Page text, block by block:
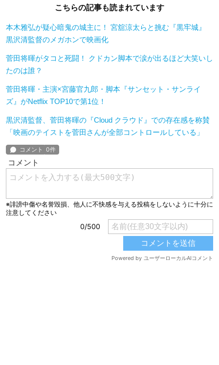
こちらの記事も読まれています
本木雅弘が疑心暗鬼の城主に！ 宮舘涼太らと挑む『黒牢城』
黒沢清監督のメガホンで映画化
菅田将暉がタコと死闘！ クドカン脚本で涙が出るほど大笑いし
たのは誰？
菅田将暉・主演×宮藤官九郎・脚本『サンセット・サンライ
ズ』がNetflix TOP10で第1位！
黒沢清監督、菅田将暉の『Cloud クラウド』での存在感を称賛
「映画のテイストを菅田さんが全部コントロールしている」